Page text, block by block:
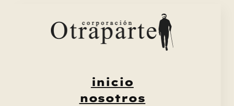
inicio
nosotros